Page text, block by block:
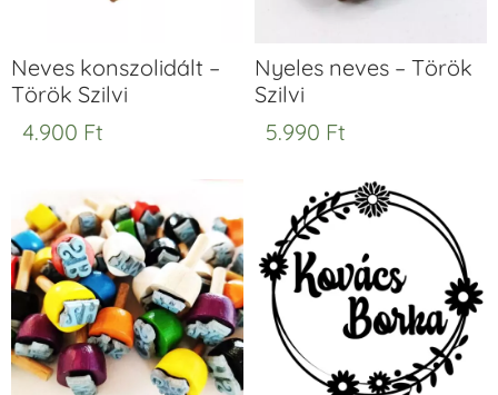
Neves konszolidált –
Török Szilvi
4.900 Ft
Nyeles neves – Török
Szilvi
5.990 Ft